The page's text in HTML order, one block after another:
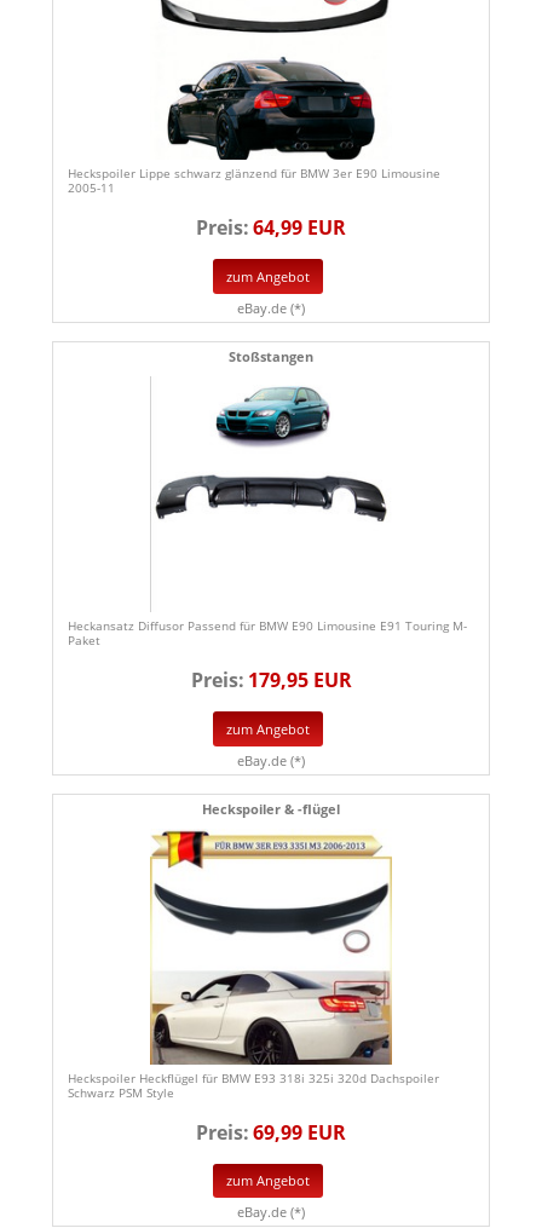
Heckspoiler Lippe schwarz glänzend für BMW 3er E90 Limousine
2005-11
Preis:64,99 EUR
zum Angebot
eBay.de (*)
Stoßstangen
Heckansatz Diffusor Passend für BMW E90 Limousine E91 Touring M-
Paket
Preis: 179,95 EUR
zum Angebot
eBay.de (*)
Heckspoiler & -flügel
Heckspoiler Heckflügel für BMW E93 318i 325i 320d Dachspoiler
Schwarz PSM Style
Preis:69,99 EUR
zum Angebot
eBay.de (*)